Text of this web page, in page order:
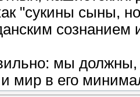
"сукины сыны,
мы
и мир в его